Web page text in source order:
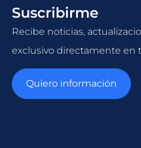
Suscribirme
Recibe noticias,
exclusivo directamente en
Quiero información